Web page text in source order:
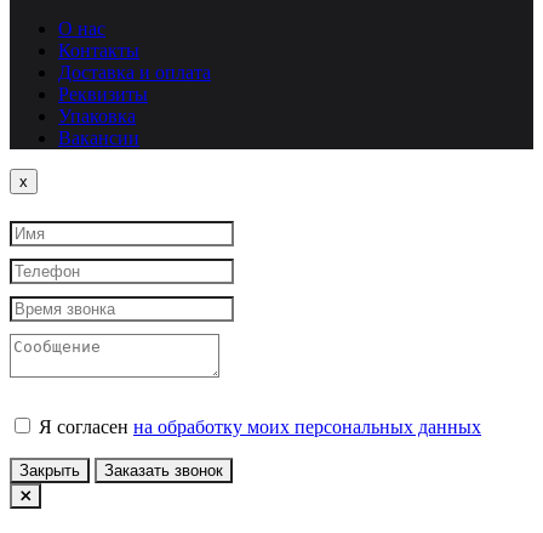
О нас
Контакты
Доставка и оплата
Реквизиты
Упаковка
Вакансии
x
Я согласен на обработку моих персональных данных
Закрыть Заказать звонок